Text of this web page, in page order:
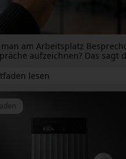
am Arbeitsplatz
aufzeichnen? Das sagt
lesen